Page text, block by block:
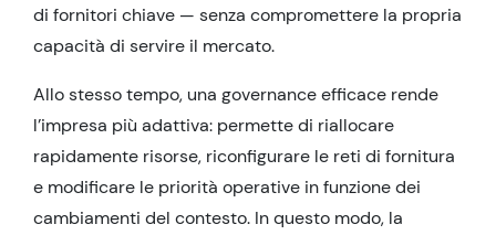
di fornitori chiave — senza compromettere la propria
capacità di servire il mercato.
Allo stesso tempo, una governance efficace rende
l’impresa più adattiva: permette di riallocare
rapidamente risorse, riconfigurare le reti di fornitura
e modificare le priorità operative in funzione dei
cambiamenti del contesto. In questo modo, la